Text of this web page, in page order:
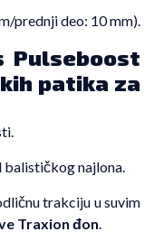
prednji deo: 10 mm).
Pulseboost
patika za
balističkog najlona.
trakciju u suvim
Traxion đon